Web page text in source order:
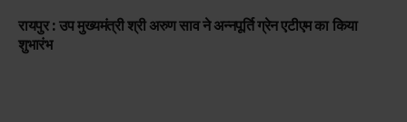
रायपुर : उप मुख्यमंत्री श्री अरुण साव ने अन्नपूर्ति ग्रेन एटीएम का किया
शुभारंभ